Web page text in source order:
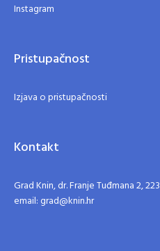
Instagram
Pristupačnost
Izjava o pristupačnosti
Kontakt
Grad Knin, dr. Franje Tuđmana 2,
email: grad@knin.hr